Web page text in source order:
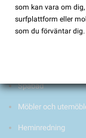
HemGrossisten.se
trädgård till kunder
sortiment med fokus
Spabad
Möbler och
Heminredning
som kan vara om
surfplattform eller
som du förväntar dig.